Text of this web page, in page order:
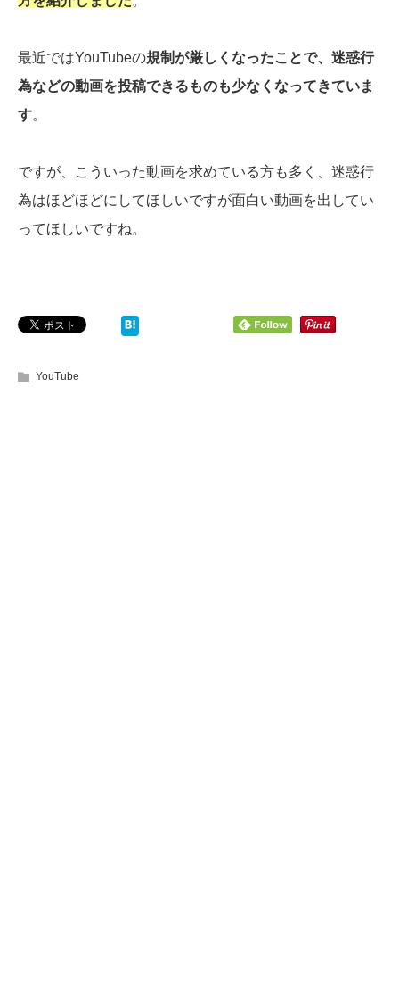
最近ではYouTubeの規制が厳しくなったことで、迷惑行
為などの動画を投稿できるものも少なくなってきていま
す。
ですが、こういった動画を求めている方も多く、迷惑行
為はほどほどにしてほしいですが面白い動画を出してい
ってほしいですね。
YouTube